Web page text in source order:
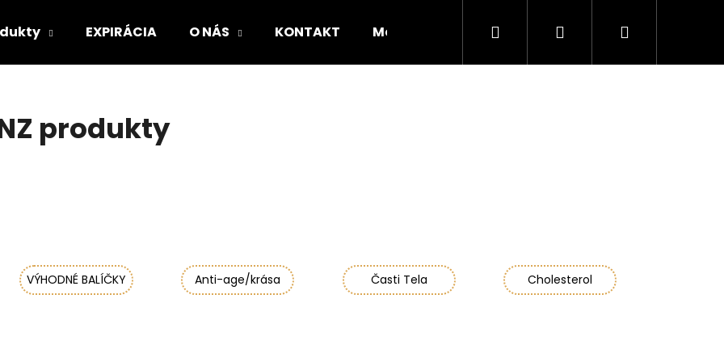
EXPIRÁCIA O NÁS KONTAKT Moja objednávka RADY A INŠPIRÁCIE
Hľadať PrihlásenieNákupný
produkty
VÝHODNÉ BALÍČKY Anti-age/krása Časti Tela Cholesterol